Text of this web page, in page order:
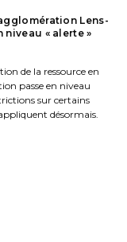
Lens-
niveau « alerte »
de la ressource en
passe en niveau
sur certains
désormais.